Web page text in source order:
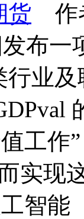
货 作
布一
业
工作
现
智能